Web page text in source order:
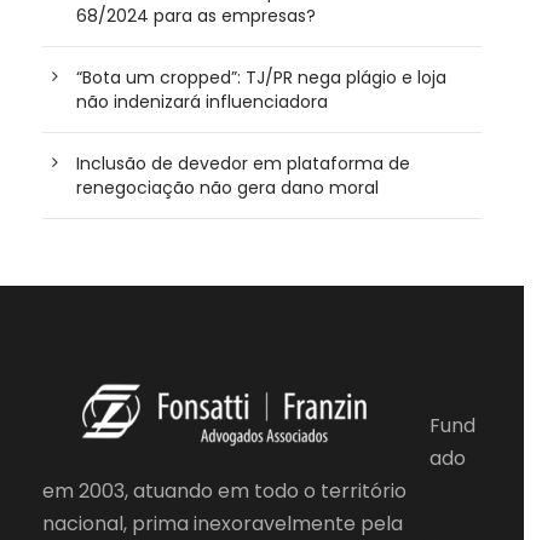
68/2024 para as empresas?
“Bota um cropped”: TJ/PR nega plágio e loja
não indenizará influenciadora
Inclusão de devedor em plataforma de
renegociação não gera dano moral
Fund
ado
em 2003, atuando em todo o território
nacional, prima inexoravelmente pela